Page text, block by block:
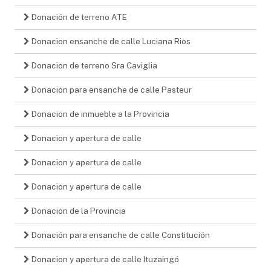
Donación de terreno ATE
Donacion ensanche de calle Luciana Rios
Donacion de terreno Sra Caviglia
Donacion para ensanche de calle Pasteur
Donacion de inmueble a la Provincia
Donacion y apertura de calle
Donacion y apertura de calle
Donacion y apertura de calle
Donacion de la Provincia
Donación para ensanche de calle Constitución
Donacion y apertura de calle Ituzaingó